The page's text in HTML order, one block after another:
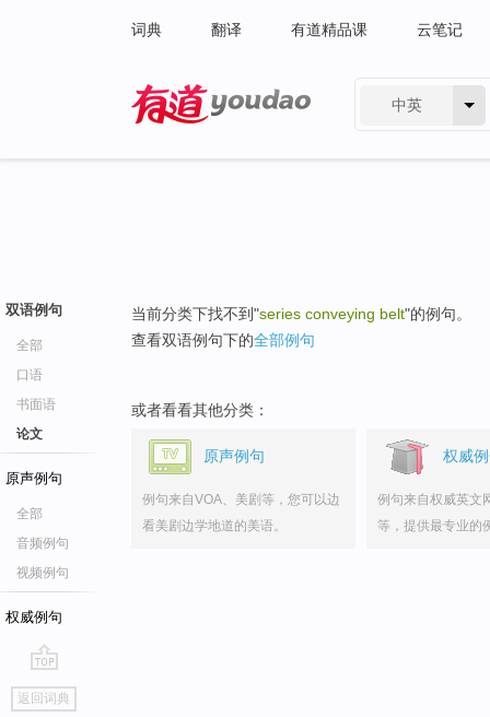
词典 翻译 有道精品课 云笔记
中英
双语例句
全部
口语
书面语
论文
原声例句
全部
音频例句
视频例句
权威例句
go
top
返回词典
当前分类下找不到"series conveying belt"的例句。
查看双语例句下的全部例句
或者看看其他分类：
原声例句
例句来自VOA、美剧等，您可以边
看美剧边学地道的美语。
权威
例句来自权威英文
等，提供最专业的